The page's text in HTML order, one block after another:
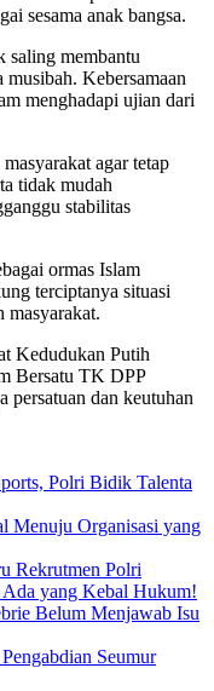
sesama anak bangsa.
saling membantu
musibah. Kebersamaan
menghadapi ujian dari
agar tetap
tidak mudah
stabilitas
ormas Islam
terciptanya situasi
masyarakat.
Kedudukan Putih
Bersatu TK DPP
persatuan dan keutuhan
Polri Bidik Talenta
Menuju Organisasi yang
Rekrutmen Polri
yang Kebal Hukum!
Belum Menjawab Isu
Seumur